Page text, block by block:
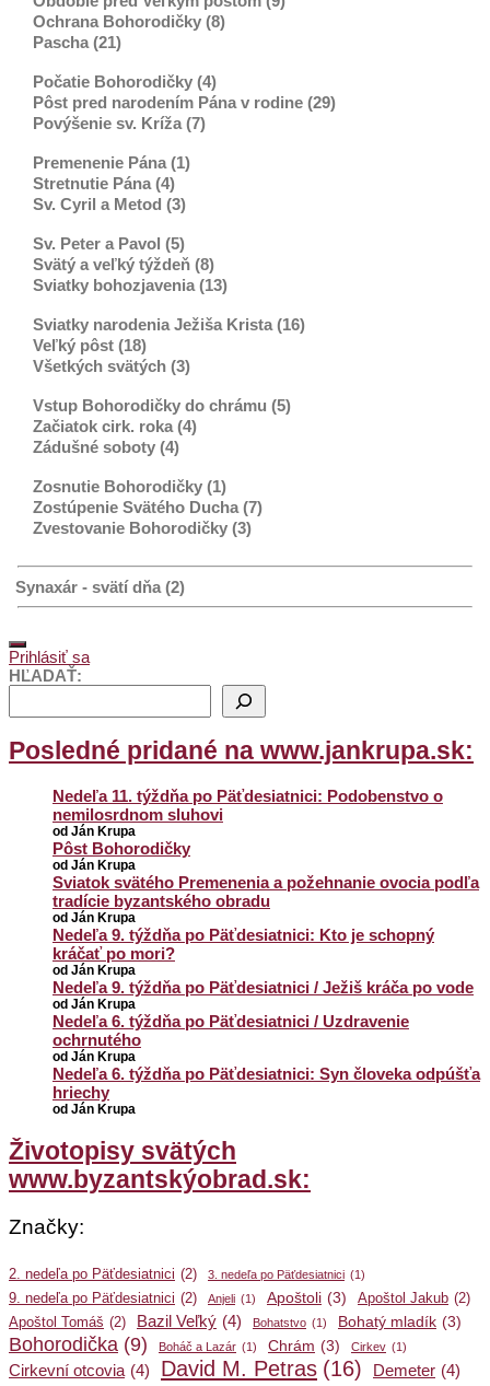
Ochrana Bohorodičky (8)
Pascha (21)
Počatie Bohorodičky (4)
Pôst pred narodením Pána v rodine (29)
Povýšenie sv. Kríža (7)
Premenenie Pána (1)
Stretnutie Pána (4)
Sv. Cyril a Metod (3)
Sv. Peter a Pavol (5)
Svätý a veľký týždeň (8)
Sviatky bohozjavenia (13)
Sviatky narodenia Ježiša Krista (16)
Veľký pôst (18)
Všetkých svätých (3)
Vstup Bohorodičky do chrámu (5)
Začiatok cirk. roka (4)
Zádušné soboty (4)
Zosnutie Bohorodičky (1)
Zostúpenie Svätého Ducha (7)
Zvestovanie Bohorodičky (3)
Synaxár - svätí dňa (2)
Prihlásiť sa
HĽADAŤ:
Posledné pridané na www.jankrupa.sk:
Nedeľa 11. týždňa po Päťdesiatnici: Podobenstvo o
nemilosrdnom sluhovi
od Ján Krupa
Pôst Bohorodičky
od Ján Krupa
Sviatok svätého Premenenia a požehnanie ovocia podľa
tradície byzantského obradu
od Ján Krupa
Nedeľa 9. týždňa po Päťdesiatnici: Kto je schopný
kráčať po mori?
od Ján Krupa
Nedeľa 9. týždňa po Päťdesiatnici / Ježiš kráča po vode
od Ján Krupa
Nedeľa 6. týždňa po Päťdesiatnici / Uzdravenie
ochrnutého
od Ján Krupa
Nedeľa 6. týždňa po Päťdesiatnici: Syn človeka odpúšťa
hriechy
od Ján Krupa
Životopisy svätých
www.byzantskýobrad.sk:
Značky:
2. nedeľa po Päťdesiatnici (2) 3. nedeľa po Päťdesiatnici (1)
9. nedeľa po Päťdesiatnici (2) Anjeli (1) Apoštoli (3) Apoštol Jakub (2)
Apoštol Tomáš (2) Bazil Veľký (4) Bohatstvo (1) Bohatý mladík (3)
Bohorodička (9) Boháč a Lazár (1) Chrám (3) Cirkev (1)
Cirkevní otcovia (4) David M. Petras (16) Demeter (4)